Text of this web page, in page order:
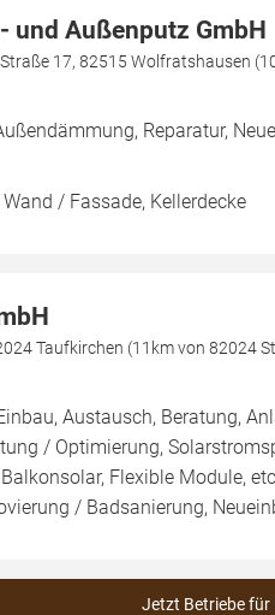
und Außenputz GmbH
17, 82515 Wolfratshausen
Reparatur,
/ Fassade, Kellerdecke
Taufkirchen (11km von 82024
Austausch, Beratung,
/ Optimierung,
Flexible Module,
/ Badsanierung,
Jetzt Betriebe für